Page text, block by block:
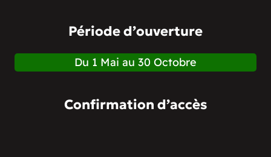
Période d’ouverture
Du 1 Mai au 30 Octobre
Confirmation d’accès